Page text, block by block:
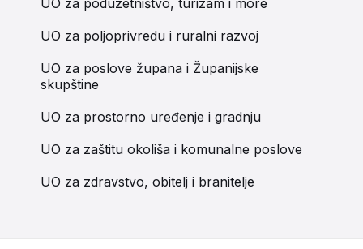
UO za poduzetništvo, turizam i more
UO za poljoprivredu i ruralni razvoj
UO za poslove župana i Županijske
skupštine
UO za prostorno uređenje i gradnju
UO za zaštitu okoliša i komunalne poslove
UO za zdravstvo, obitelj i branitelje